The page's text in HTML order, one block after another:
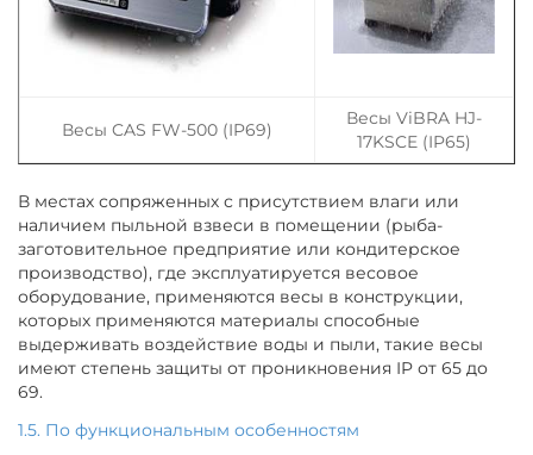
Весы CAS FW-500 (IP69)
Весы ViBRA HJ-
17KSCE (IP65)
В местах сопряженных с присутствием влаги или
наличием пыльной взвеси в помещении (рыба-
заготовительное предприятие или кондитерское
производство), где эксплуатируется весовое
оборудование, применяются весы в конструкции,
которых применяются материалы способные
выдерживать воздействие воды и пыли, такие весы
имеют степень защиты от проникновения IP от 65 до
69.
1.5. По функциональным особенностям